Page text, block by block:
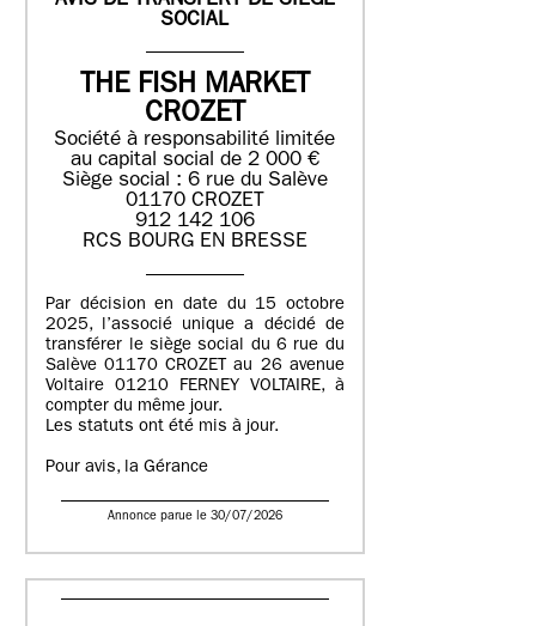
SOCIAL
THE FISH MARKET
CROZET
Société à responsabilité limitée
au capital social de 2 000 €
Siège social : 6 rue du Salève
01170 CROZET
912 142 106
RCS BOURG EN BRESSE
Par décision en date du 15 octobre
2025, l’associé unique a décidé de
transférer le siège social du 6 rue du
Salève 01170 CROZET au 26 avenue
Voltaire 01210 FERNEY VOLTAIRE, à
compter du même jour.
Les statuts ont été mis à jour.
Pour avis, la Gérance
Annonce parue le 30/07/2026